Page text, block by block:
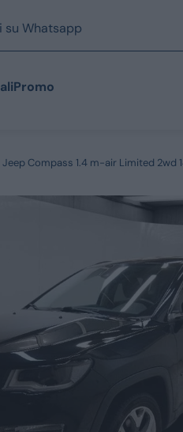
su Whatsapp
Promo
Jeep Compass 1.4 m-air Limited 2wd